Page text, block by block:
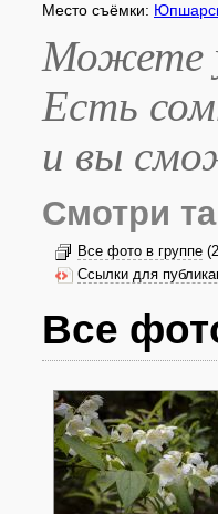
Место съёмки:
Можете
Есть
и вы
Смотри
Все фото в группе
Ссылки для
Все